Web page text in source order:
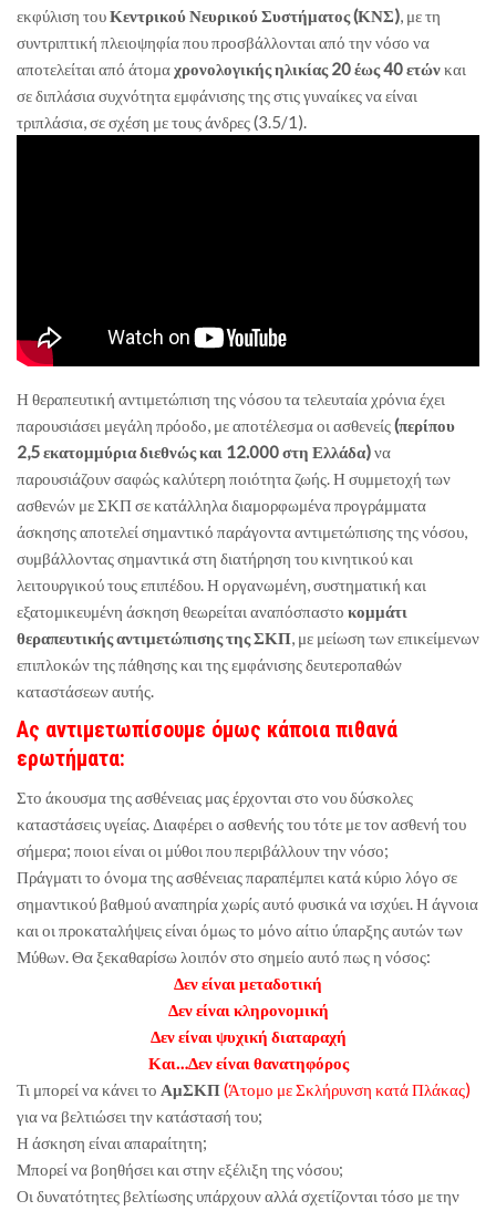
εκφύλιση τουΚεντρικού Νευρικού Συστήματος (ΚΝΣ), με τη
συντριπτική πλειοψηφία που προσβάλλονται από την νόσο να
αποτελείται από άτομαχρονολογικής ηλικίας 20 έως 40 ετώνκαι
σε διπλάσια συχνότητα εμφάνισης της στις γυναίκες να είναι
τριπλάσια, σε σχέση με τους άνδρες (3.5/1).
Η θεραπευτική αντιμετώπιση της νόσου τα τελευταία χρόνια έχει
παρουσιάσει μεγάλη πρόοδο, με αποτέλεσμα οι ασθενείς(περίπου
2,5 εκατομμύρια διεθνώς και 12.000 στη Ελλάδα)να
παρουσιάζουν σαφώς καλύτερη ποιότητα ζωής. Η συμμετοχή των
ασθενών με ΣΚΠ σε κατάλληλα διαμορφωμένα προγράμματα
άσκησης αποτελεί σημαντικό παράγοντα αντιμετώπισης της νόσου,
συμβάλλοντας σημαντικά στη διατήρηση του κινητικού και
λειτουργικού τους επιπέδου. Η οργανωμένη, συστηματική και
εξατομικευμένη άσκηση θεωρείται αναπόσπαστο κομμάτι
θεραπευτικής αντιμετώπισης της ΣΚΠ, με μείωση των επικείμενων
επιπλοκών της πάθησης και της εμφάνισης δευτεροπαθών
καταστάσεων αυτής.
Ας αντιμετωπίσουμε όμως κάποια πιθανά
ερωτήματα:
Στο άκουσμα της ασθένειας μας έρχονται στο νου δύσκολες
καταστάσεις υγείας. Διαφέρει ο ασθενής του τότε με τον ασθενή του
σήμερα; ποιοι είναι οι μύθοι που περιβάλλουν την νόσο;
Πράγματι το όνομα της ασθένειας παραπέμπει κατά κύριο λόγο σε
σημαντικού βαθμού αναπηρία χωρίς αυτό φυσικά να ισχύει. Η άγνοια
και οι προκαταλήψεις είναι όμως το μόνο αίτιο ύπαρξης αυτών των
Μύθων. Θα ξεκαθαρίσω λοιπόν στο σημείο αυτό πως η νόσος:
Δεν είναι μεταδοτική
Δεν είναι κληρονομική
Δεν είναι ψυχική διαταραχή
Και…Δεν είναι θανατηφόρος
Τι μπορεί να κάνει το ΑμΣΚΠ(Άτομο με Σκλήρυνση κατά Πλάκας)
για να βελτιώσει την κατάστασή του;
Η άσκηση είναι απαραίτητη;
Μπορεί να βοηθήσει και στην εξέλιξη της νόσου;
Οι δυνατότητες βελτίωσης υπάρχουν αλλά σχετίζονται τόσο με την